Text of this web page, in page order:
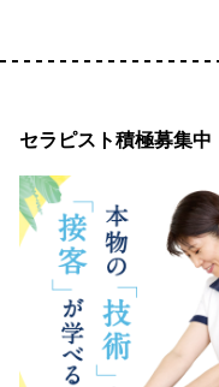
セラピスト積極募集中